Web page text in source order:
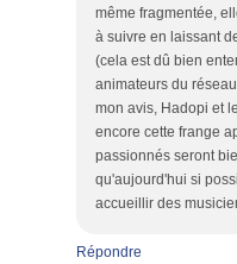
même fragmentée,
à suivre en laissant
(cela est dû bien
animateurs du
mon avis, Hadopi et
encore cette frange
passionnés seront
qu'aujourd'hui si
accueillir des
Répondre